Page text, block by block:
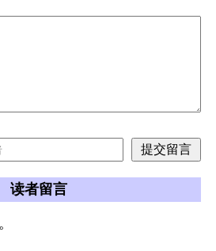
读者留言